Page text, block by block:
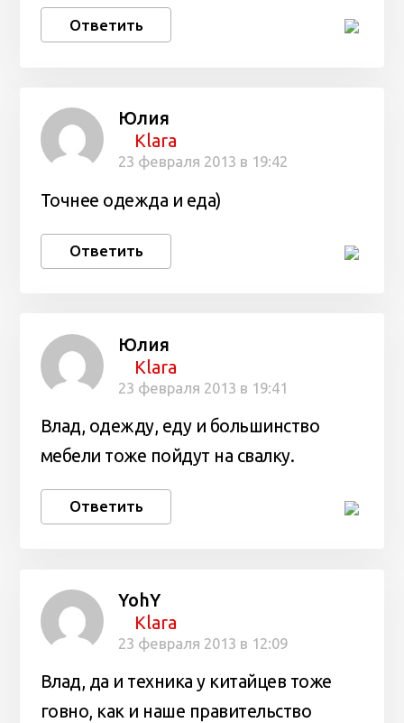
Ответить
Юлия
Klara
23 февраля 2013 в 19:42
Точнее одежда и еда)
Ответить
Юлия
Klara
23 февраля 2013 в 19:41
Влад, одежду, еду и большинство
мебели тоже пойдут на свалку.
Ответить
YohY
Klara
23 февраля 2013 в 12:09
Влад, да и техника у китайцев тоже
говно, как и наше правительство